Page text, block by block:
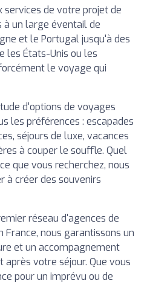
services de votre projet de
à un large éventail de
et le Portugal jusqu'à des
les États-Unis ou les
le voyage qui
d'options de voyages
les préférences : escapades
séjours de luxe, vacances
à couper le souffle. Quel
que vous recherchez, nous
à créer des souvenirs
réseau d'agences de
nous garantissons un
et un accompagnement
votre séjour. Que vous
pour un imprévu ou de